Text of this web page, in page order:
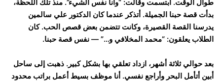
طوال الوقت. ابتسمت وقالت: “وأنا نفس الشيء”. منذ تلك اللحظة،
بدأت قصة حبنا الجميلة. أتذكر عندما كان الدكتور علي سالمين
يدرسنا القصة القصيرة، وكانت تتضمن بعض قصص الحب. كان
الطلاب يعلقون: “محمد المخلافي و…” — نفس قصة حبنا.
بعد حوالي ثلاثة أشهر، ازداد تعلقي بها بشكل كبير. ذهبت إلى ساحل
أبين أتأمل البحر وأراجع نفسي. أنا موظف بسيط أعمل براتب محدود